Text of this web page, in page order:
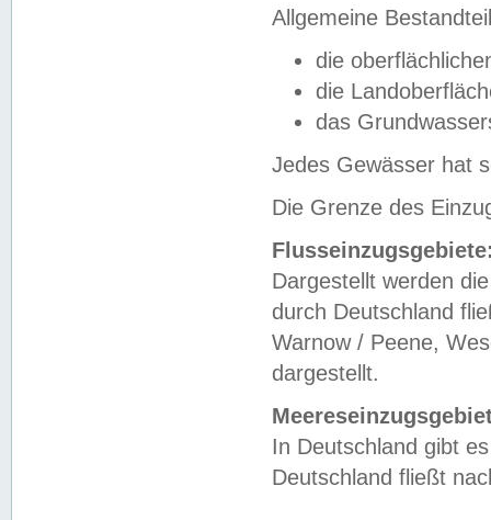
Allgemeine
die
die
das
Jedes Gewässer hat
Die Grenze des
Dargestellt werden
durch Deutschland
Warnow / Peene,
dargestellt.
In Deutschland gibt
Deutschland fließt